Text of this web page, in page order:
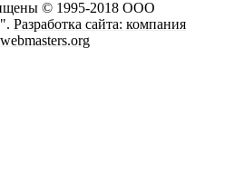
© 1995-2018 ООО
Разработка сайта: компания